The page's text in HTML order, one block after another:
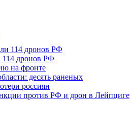
дронов РФ
на фронте
десять раненых
россиян
против РФ и дрон в Лейпциге